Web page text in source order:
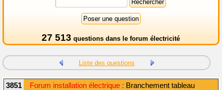
27 513 questions dans le forum électricité
Liste des questions
3851 Forum installation électrique : Branchement tableau